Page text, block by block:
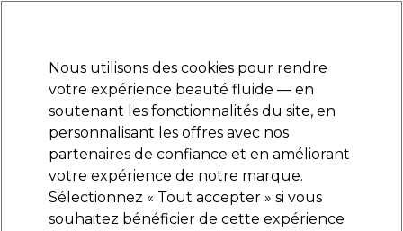
Se connecter
Marques Bons plans Coiffure Electro et Matériel
Livraison et délais
lire la suite
Nous utilisons des cookies pour rendre
votre expérience beauté fluide — en
soutenant les fonctionnalités du site, en
personnalisant les offres avec nos
partenaires de confiance et en améliorant
votre expérience de notre marque.
Sélectionnez « Tout accepter » si vous
souhaitez bénéficier de cette expérience